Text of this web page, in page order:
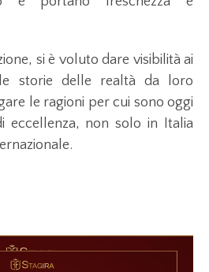
si è voluto dare visibilità ai
storie delle realtà da loro
le ragioni per cui sono oggi
eccellenza, non solo in Italia